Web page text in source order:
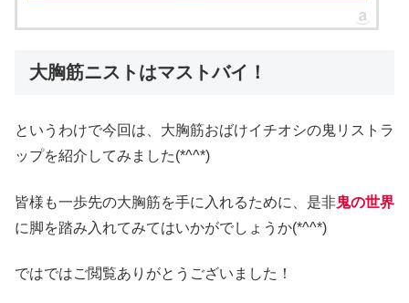
大胸筋ニストはマストバイ！
というわけで今回は、大胸筋おばけイチオシの鬼リストラ
ップを紹介してみました(*^^*)
皆様も一歩先の大胸筋を手に入れるために、是非鬼の世界
に脚を踏み入れてみてはいかがでしょうか(*^^*)
ではではご閲覧ありがとうございました！